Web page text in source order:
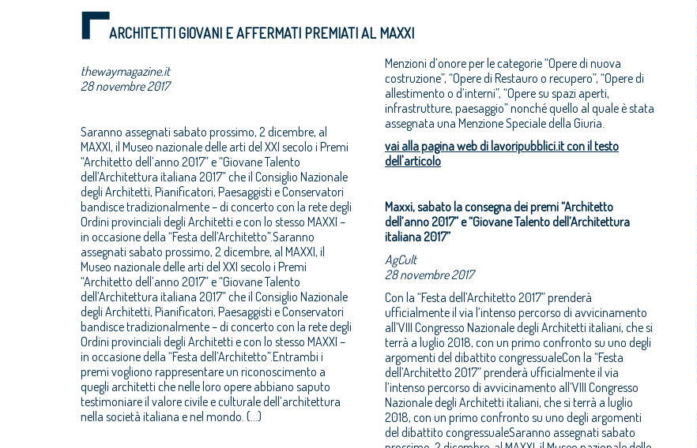
ARCHITETTI GIOVANI E AFFERMATI PREMIATI AL MAXXI
thewaymagazine.it
28 novembre 2017
Saranno assegnati sabato prossimo, 2 dicembre, al
MAXXI, il Museo nazionale delle arti del XXI secolo i Premi
“Architetto dell’anno 2017” e “Giovane Talento
dell’Architettura italiana 2017” che il Consiglio Nazionale
degli Architetti, Pianificatori, Paesaggisti e Conservatori
bandisce tradizionalmente – di concerto con la rete degli
Ordini provinciali degli Architetti e con lo stesso MAXXI –
in occasione della “Festa dell’Architetto”.Saranno
assegnati sabato prossimo, 2 dicembre, al MAXXI, il
Museo nazionale delle arti del XXI secolo i Premi
“Architetto dell’anno 2017” e “Giovane Talento
dell’Architettura italiana 2017” che il Consiglio Nazionale
degli Architetti, Pianificatori, Paesaggisti e Conservatori
bandisce tradizionalmente – di concerto con la rete degli
Ordini provinciali degli Architetti e con lo stesso MAXXI –
in occasione della “Festa dell’Architetto”.Entrambi i
premi vogliono rappresentare un riconoscimento a
quegli architetti che nelle loro opere abbiano saputo
testimoniare il valore civile e culturale dell’architettura
nella società italiana e nel mondo. (...)
Menzioni d’onore per le categorie “Opere di nuova
costruzione”, “Opere di Restauro o recupero”, “Opere di
allestimento o d’interni”, “Opere su spazi aperti,
infrastrutture, paesaggio” nonché quello al quale è stata
assegnata una Menzione Speciale della Giuria.
vai alla pagina web di lavoripubblici.it con il testo
dell'articolo
Maxxi, sabato la consegna dei premi “Architetto
dell’anno 2017” e “Giovane Talento dell’Architettura
italiana 2017”
AgCult
28 novembre 2017
Con la “Festa dell’Architetto 2017” prenderà
ufficialmente il via l’intenso percorso di avvicinamento
all’VIII Congresso Nazionale degli Architetti italiani, che si
terrà a luglio 2018, con un primo confronto su uno degli
argomenti del dibattito congressualeCon la “Festa
dell’Architetto 2017” prenderà ufficialmente il via
l’intenso percorso di avvicinamento all’VIII Congresso
Nazionale degli Architetti italiani, che si terrà a luglio
2018, con un primo confronto su uno degli argomenti
del dibattito congressualeSaranno assegnati sabato